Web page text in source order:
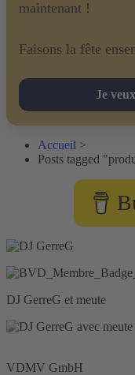
maintenant !
Faisons la fête
Je
Accueil >
Posts tagged
DJ GerreG et meute
VDMV GmbH